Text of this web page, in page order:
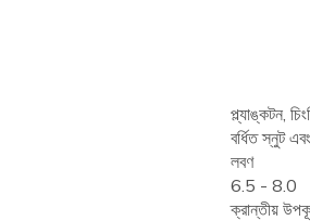
প্ল্যাঙ্কটন,
বর্ধিত স্নুট
লবণ
6.5 - 8.0
ক্রান্তীয়